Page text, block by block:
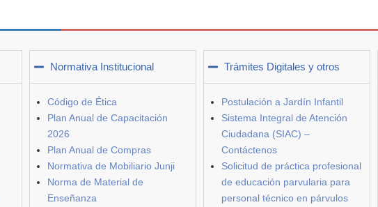
Normativa Institucional
Código de Ética
Plan Anual de Capacitación
2026
Plan Anual de Compras
Normativa de Mobiliario Junji
Norma de Material de
Enseñanza
Trámites Digitales y otros
Postulación a Jardín Infantil
Sistema Integral de Atención
Ciudadana (SIAC) –
Contáctenos
Solicitud de práctica profesional
de educación parvularia para
personal técnico en párvulos